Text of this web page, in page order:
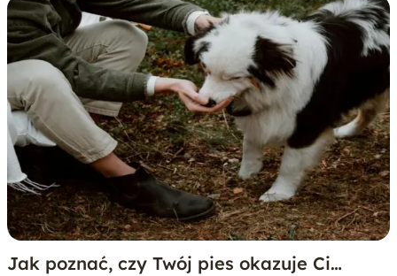
Jak poznać, czy Twój pies okazuje Ci